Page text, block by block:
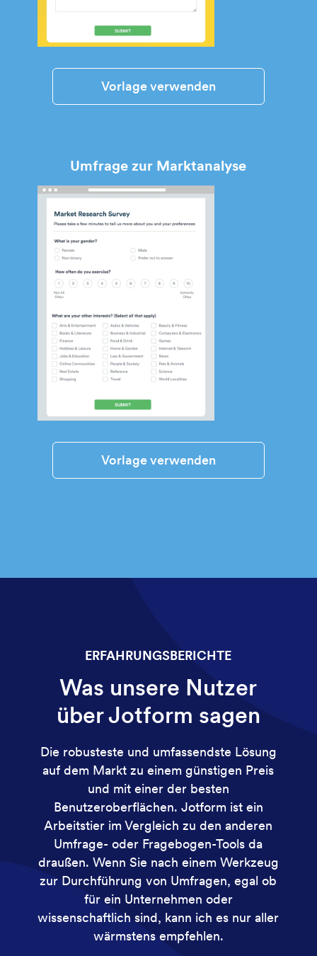
Vorlage verwenden
Umfrage zur Marktanalyse
Vorlage verwenden
ERFAHRUNGSBERICHTE
Was unsere Nutzer
über Jotform sagen
Die robusteste und umfassendste Lösung
auf dem Markt zu einem günstigen Preis
und mit einer der besten
Benutzeroberflächen. Jotform ist ein
Arbeitstier im Vergleich zu den anderen
Umfrage- oder Fragebogen-Tools da
draußen. Wenn Sie nach einem Werkzeug
zur Durchführung von Umfragen, egal ob
für ein Unternehmen oder
wissenschaftlich sind, kann ich es nur aller
wärmstens empfehlen.